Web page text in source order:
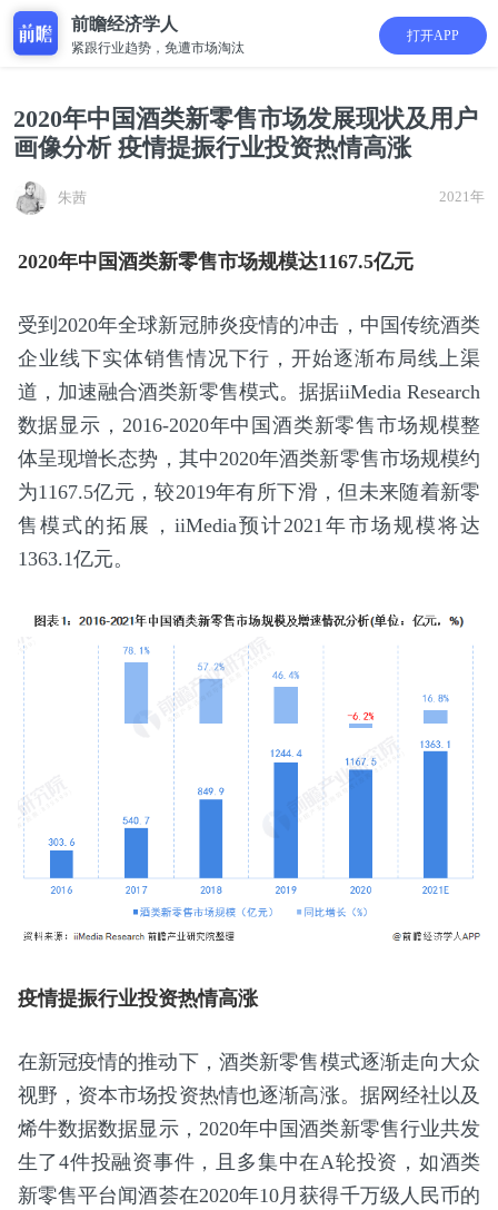
前瞻经济学人
紧跟行业趋势，免遭市场淘汰
打开APP
2020年中国酒类新零售市场发展现状及用户
画像分析 疫情提振行业投资热情高涨
朱茜 2021年
2020年中国酒类新零售市场规模达1167.5亿元
受到2020年全球新冠肺炎疫情的冲击，中国传统酒类
企业线下实体销售情况下行，开始逐渐布局线上渠
道，加速融合酒类新零售模式。据据iiMedia Research
数据显示，2016-2020年中国酒类新零售市场规模整
体呈现增长态势，其中2020年酒类新零售市场规模约
为1167.5亿元，较2019年有所下滑，但未来随着新零
售模式的拓展，iiMedia预计2021年市场规模将达
1363.1亿元。
疫情提振行业投资热情高涨
在新冠疫情的推动下，酒类新零售模式逐渐走向大众
视野，资本市场投资热情也逐渐高涨。据网经社以及
烯牛数据数据显示，2020年中国酒类新零售行业共发
生了4件投融资事件，且多集中在A轮投资，如酒类
新零售平台闻酒荟在2020年10月获得千万级人民币的